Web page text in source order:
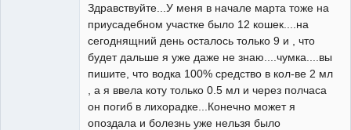
Здравствуйте...У меня в начале марта тоже на
приусадебном участке было 12 кошек....на
сегоднящний день осталось только 9 и , что
будет дальше я уже даже не знаю....чумка....вы
пишите, что водка 100% средство в кол-ве 2 мл
, а я ввела коту только 0.5 мл и через полчаса
он погиб в лихорадке...Конечно может я
опоздала и болезнь уже нельзя было